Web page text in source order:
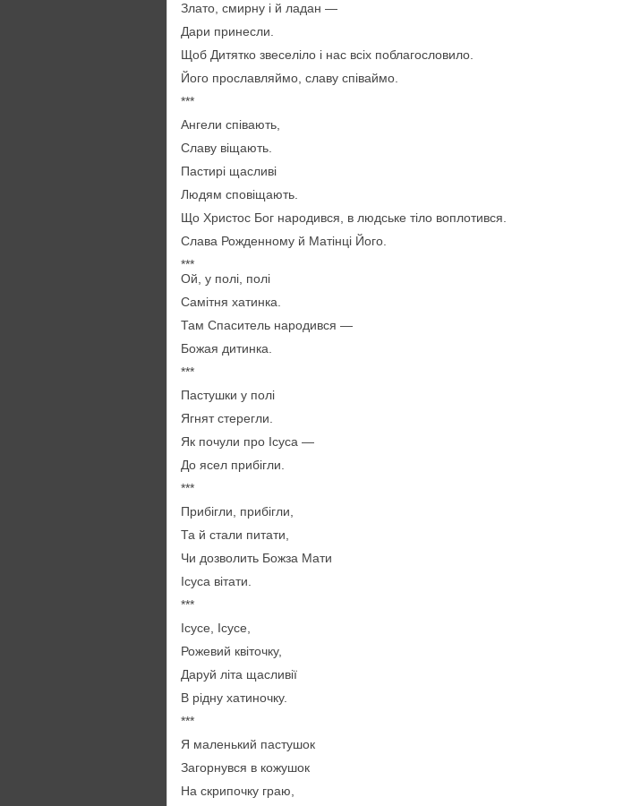
Злато, смирну і й ладан —
Дари принесли.
Щоб Дитятко звеселіло і нас всіх поблагословило.
Його прославляймо, славу співаймо.
***
Ангели співають,
Славу віщають.
Пастирі щасливі
Людям сповіщають.
Що Христос Бог народився, в людське тіло воплотився.
Слава Рожденному й Матінці Його.
***
Ой, у полі, полі
Самітня хатинка.
Там Спаситель народився —
Божая дитинка.
***
Пастушки у полі
Ягнят стерегли.
Як почули про Ісуса —
До ясел прибігли.
***
Прибігли, прибігли,
Та й стали питати,
Чи дозволить Божза Мати
Ісуса вітати.
***
Ісусе, Ісусе,
Рожевий квіточку,
Даруй літа щасливії
В рідну хатиночку.
***
Я маленький пастушок
Загорнувся в кожушок
На скрипочку граю,